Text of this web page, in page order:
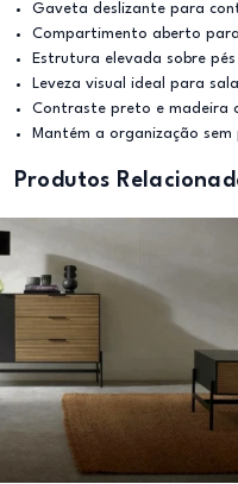
Gaveta deslizante para
Compartimento aberto
Estrutura elevada sobre
Leveza visual ideal para
Contraste preto e madeira
Mantém a organização
Produtos